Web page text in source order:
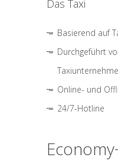
Das Taxi
Basierend auf
Durchgeführt
Online- und
24/7-Hotline